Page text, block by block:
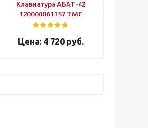
Клавиатура АБАТ-42
120000061157 ТМС
4 720 руб.